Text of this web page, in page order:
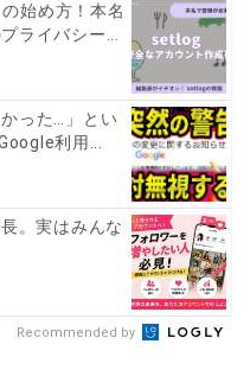
始め方！本名
ライバシー...
った…」とい
利用...
。実はみんな
Recommended by